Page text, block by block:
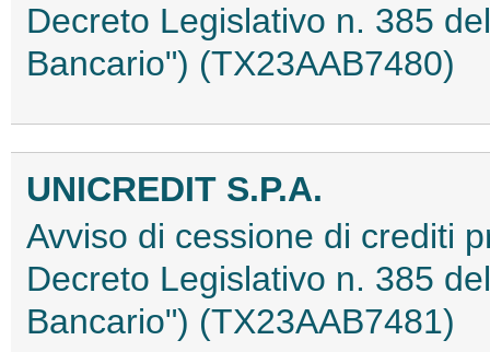
Decreto Legislativo n. 385
Bancario") (TX23AAB7480)
UNICREDIT S.P.A.
Avviso di cessione di crediti
Decreto Legislativo n. 385
Bancario") (TX23AAB7481)